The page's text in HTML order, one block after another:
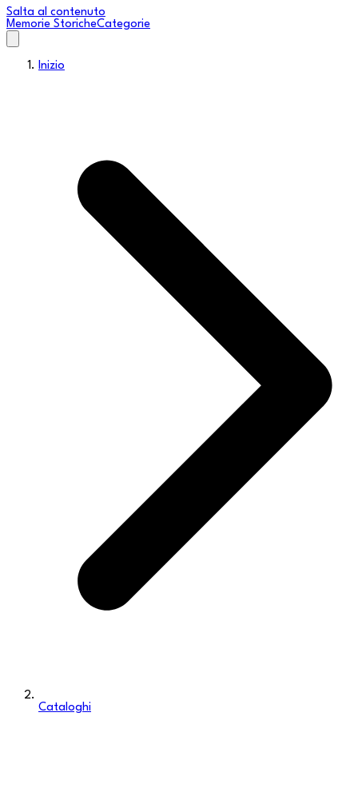
Salta al contenuto
Memorie StoricheCategorie
Inizio
Cataloghi